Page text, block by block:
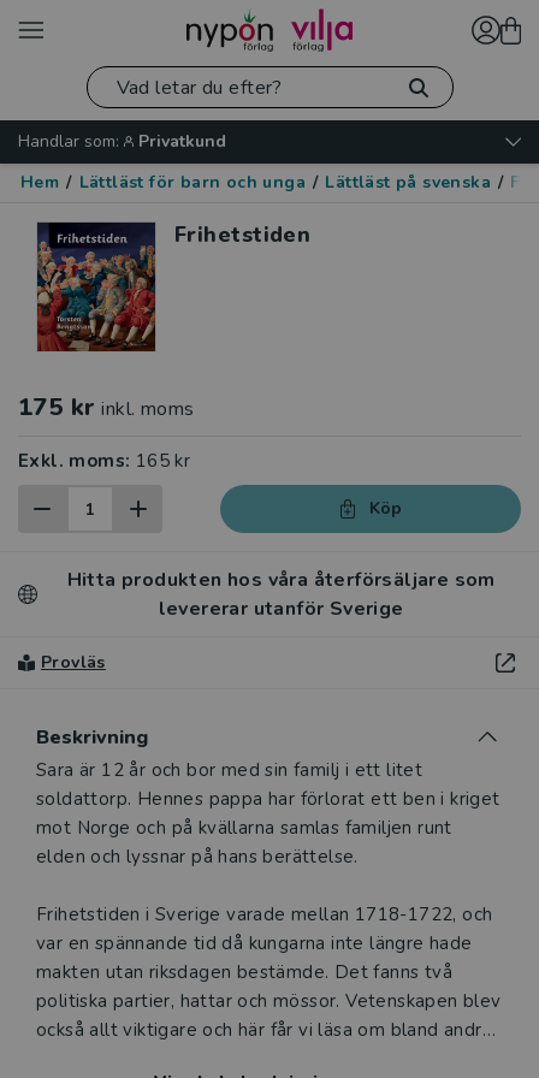
Handlar som:
Privatkund
Hem / Lättläst för barn och unga / Lättläst på svenska /
Frihetstiden
175 kr inkl. moms
Exkl. moms: 165 kr
Köp
Hitta produkten hos våra återförsäljare som
levererar utanför Sverige
Provläs
Beskrivning
Beskrivning
Sara är 12 år och bor med sin familj i ett litet
soldattorp. Hennes pappa har förlorat ett ben i kriget
mot Norge och på kvällarna samlas familjen runt
elden och lyssnar på hans berättelse.
Frihetstiden i Sverige varade mellan 1718-1722, och
var en spännande tid då kungarna inte längre hade
makten utan riksdagen bestämde. Det fanns två
politiska partier, hattar och mössor. Vetenskapen blev
också allt viktigare och här får vi läsa om bland andra